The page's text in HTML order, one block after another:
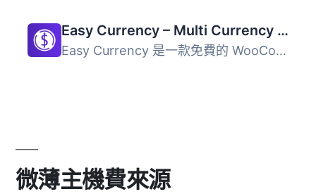
Easy Currency – Multi Currency Converter for WooCommerce
Easy Currency 是一款免費的 WooCommerce 多幣別外掛，允許商...
微薄主機費來源